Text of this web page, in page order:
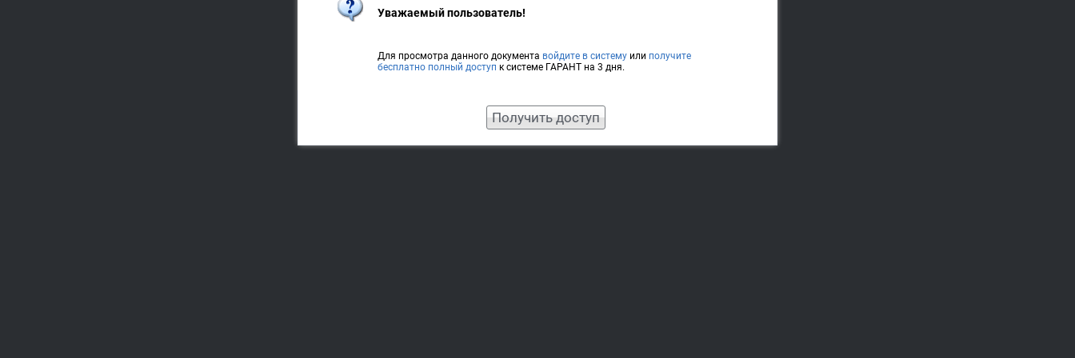
Уважаемый пользователь!
Для просмотра данного документа войдите в систему или получите
бесплатно полный доступ к системе ГАРАНТ на 3 дня.
Получить доступ